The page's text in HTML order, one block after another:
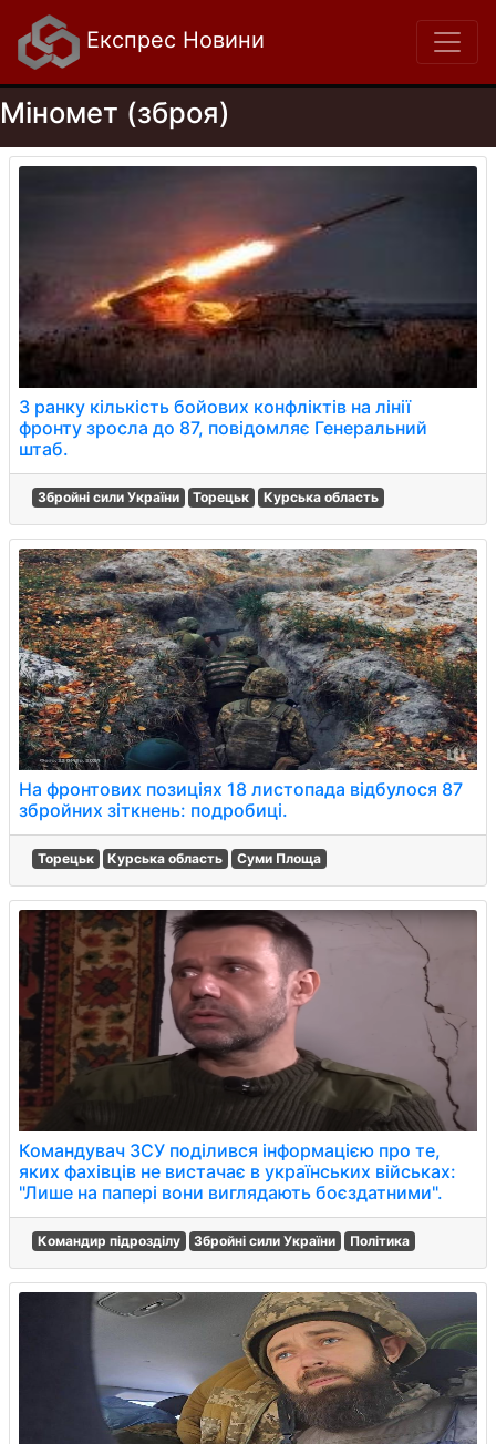
Експрес Новини
Міномет (зброя)
З ранку кількість бойових конфліктів на лінії
фронту зросла до 87, повідомляє Генеральний
штаб.
Збройні сили України Торецьк Курська область
На фронтових позиціях 18 листопада відбулося 87
збройних зіткнень: подробиці.
Торецьк Курська область Суми Площа
Командувач ЗСУ поділився інформацією про те,
яких фахівців не вистачає в українських військах:
"Лише на папері вони виглядають боєздатними".
Командир підрозділу Збройні сили України Політика